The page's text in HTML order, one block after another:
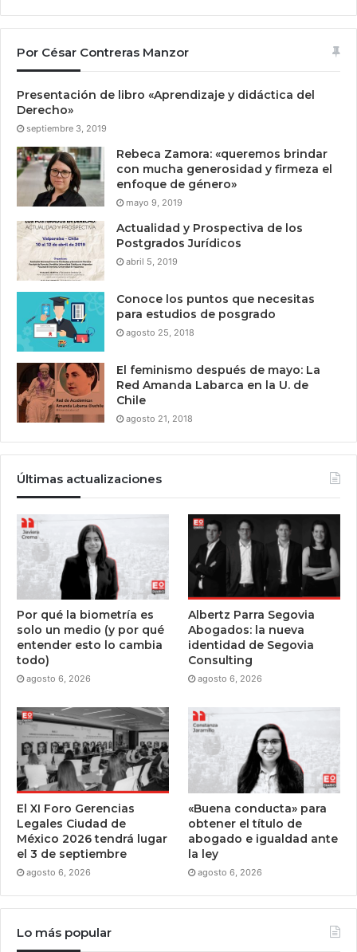
Por César Contreras Manzor
Presentación de libro «Aprendizaje y didáctica del
Derecho»
septiembre 3, 2019
Rebeca Zamora: «queremos brindar
con mucha generosidad y firmeza el
enfoque de género»
mayo 9, 2019
Actualidad y Prospectiva de los
Postgrados Jurídicos
abril 5, 2019
Conoce los puntos que necesitas
para estudios de posgrado
agosto 25, 2018
El feminismo después de mayo: La
Red Amanda Labarca en la U. de
Chile
agosto 21, 2018
Últimas actualizaciones
Por qué la biometría es
solo un medio (y por qué
entender esto lo cambia
todo)
agosto 6, 2026
Albertz Parra Segovia
Abogados: la nueva
identidad de Segovia
Consulting
agosto 6, 2026
El XI Foro Gerencias
Legales Ciudad de
México 2026 tendrá lugar
el 3 de septiembre
agosto 6, 2026
«Buena conducta» para
obtener el título de
abogado e igualdad ante
la ley
agosto 6, 2026
Lo más popular